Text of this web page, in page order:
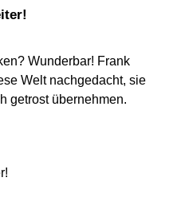
Wunderbar! Frank
Welt nachgedacht, sie
getrost übernehmen.